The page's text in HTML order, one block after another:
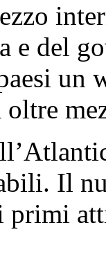
e del
un
Il